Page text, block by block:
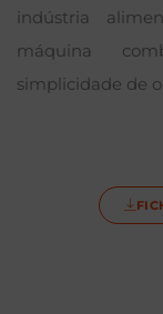
indústria
máquina
simplicidade de